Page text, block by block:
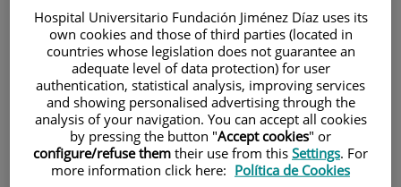
contenido
BuscarHospital Universitario Fundación Jiménez Díaz uses its
own cookies and those of third parties (located in
countries whose legislation does not guarantee an
adequate level of data protection) for user
authentication, statistical analysis, improving services
and showing personalised advertising through the
analysis of your navigation. You can accept all cookies
by pressing the button "Accept cookies" or
configure/refuse them their use from this Settings. For
more information click here: Política de Cookies